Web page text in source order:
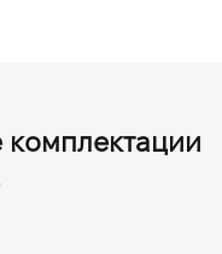
комплектации